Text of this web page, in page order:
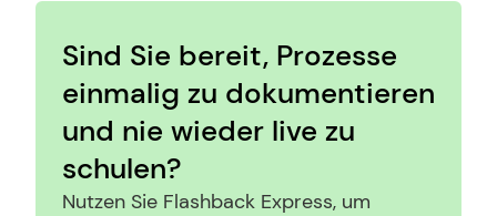
Sind Sie bereit, Prozesse
einmalig zu dokumentieren
und nie wieder live zu
schulen?
Nutzen Sie Flashback Express, um